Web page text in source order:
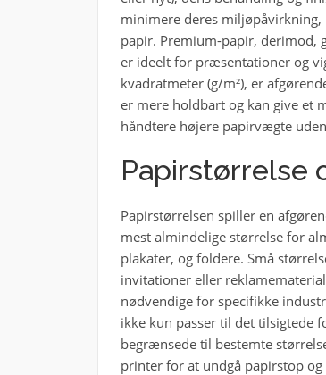
minimere deres
papir. Premium-papir, derimod,
er ideelt for præsentationer og
kvadratmeter (g/m²), er
er mere holdbart og kan give et
håndtere højere papirvægte
Papirstørrelse
Papirstørrelsen spiller en
mest almindelige størrelse for
plakater, og foldere. Små
invitationer eller
nødvendige for specifikke
ikke kun passer til det tilsigtede
begrænsede til bestemte
printer for at undgå papirstop